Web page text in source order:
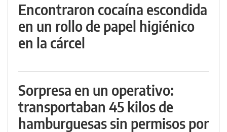
Encontraron cocaína escondida
en un rollo de papel higiénico
en la cárcel
Sorpresa en un operativo:
transportaban 45 kilos de
hamburguesas sin permisos por